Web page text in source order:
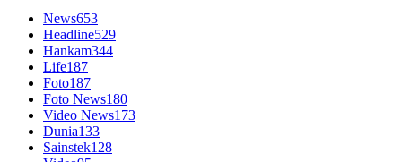
News653
Headline529
Hankam344
Life187
Foto187
Foto News180
Video News173
Dunia133
Sainstek128